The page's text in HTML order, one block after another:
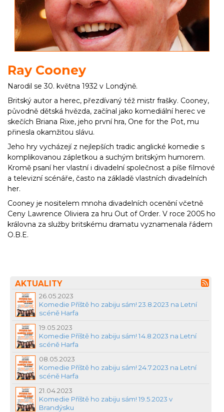
Ray Cooney
Narodil se 30. května 1932 v Londýně.
Britský autor a herec, přezdívaný též mistr frašky. Cooney,
původně dětská hvězda, začínal jako komediální herec ve
skečích Briana Rixe, jeho první hra, One for the Pot, mu
přinesla okamžitou slávu.
Jeho hry vycházejí z nejlepších tradic anglické komedie s
komplikovanou zápletkou a suchým britským humorem.
Kromě psaní her vlastní i divadelní společnost a píše filmové
a televizní scénáře, často na základě vlastních divadelních
her.
Cooney je nositelem mnoha divadelních ocenění včetně
Ceny Lawrence Oliviera za hru Out of Order. V roce 2005 ho
královna za služby britskému dramatu vyznamenala řádem
O.B.E.
AKTUALITY
26.05.2023
Komedie Příště ho zabiju sám! 23.8.2023 na Letní
scéně Harfa
19.05.2023
Komedie Příště ho zabiju sám! 14.8.2023 na Letní
scéně Harfa
08.05.2023
Komedie Příště ho zabiju sám! 24.7.2023 na Letní
scéně Harfa
21.04.2023
Komedie Příště ho zabiju sám! 19.5.2023 v
Brandýsku